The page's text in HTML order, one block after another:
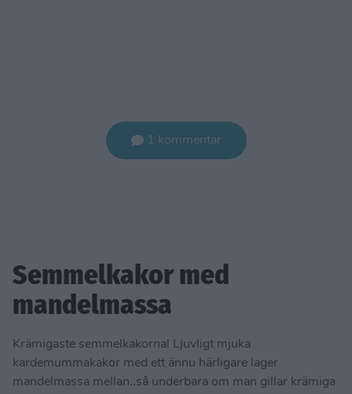
1 kommentar
Semmelkakor med
mandelmassa
Krämigaste semmelkakorna! Ljuvligt mjuka
kardemummakakor med ett ännu härligare lager
mandelmassa mellan..så underbara om man gillar krämiga